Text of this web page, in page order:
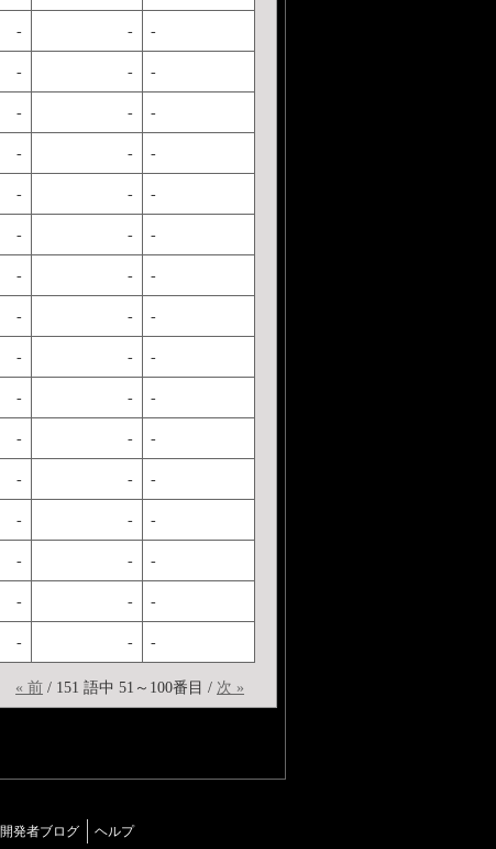
- - -
- - -
- - -
- - -
- - -
- - -
- - -
- - -
- - -
- - -
- - -
- - -
- - -
- - -
- - -
- - -
« 前 / 151 語中 51～100番目 / 次 »
開発者ブログ ヘルプ